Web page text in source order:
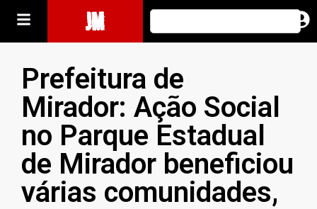
JM
Prefeitura de
Mirador: Ação Social
no Parque Estadual
de Mirador beneficiou
várias comunidades,